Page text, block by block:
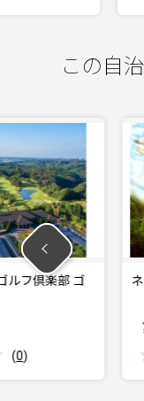
この自
楽部 ゴ ネス
￥